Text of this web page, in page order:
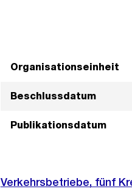
Organisationseinheit
Beschlussdatum
Publikationsdatum
Verkehrsbetriebe, fünf